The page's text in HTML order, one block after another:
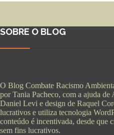
SOBRE O BLOG
O Blog Combate Racismo
por Tania Pacheco, com a ajuda de
Daniel Levi e design de Raquel
lucrativos e utiliza tecnologia
conteúdo é incentivada, desde que
sem fins lucrativos.